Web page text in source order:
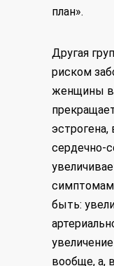
план».
Другая
риском
женщины в
эстрогена,
сердечно-
быть:
вообще, а,